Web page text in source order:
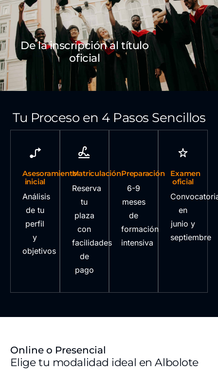
De la inscripción al título
oficial
Tu Proceso en 4 Pasos Sencillos
Asesoramiento
inicial
Análisis
de tu
perfil
y
objetivos
Matriculación
Reserva
tu
plaza
con
facilidades
de
pago
Preparación
6-9
meses
de
formación
intensiva
Examen
oficial
en
junio y
septiembre
Online o Presencial
Elige tu modalidad ideal en Albolote